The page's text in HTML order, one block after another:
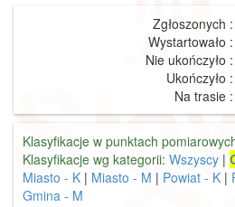
Zgłoszonych :
Wystartowało :
Nie ukończyło :
Ukończyło :
Na trasie :
Klasyfikacje w punktach
Klasyfikacje wg kategorii: Wszyscy |
Miasto - K | Miasto - M | Powiat - K |
Gmina - M